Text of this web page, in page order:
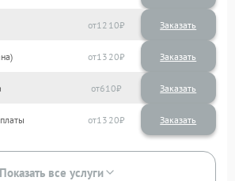
1210
1320
610
1320
Показать все услуги